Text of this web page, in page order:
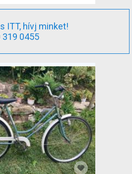
ITT, hívj minket!
319 0455